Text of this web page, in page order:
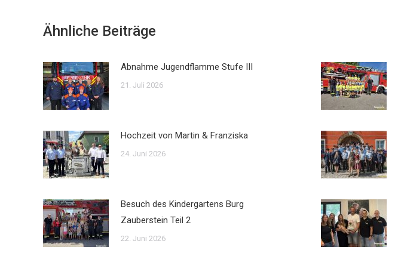
Ähnliche Beiträge
Abnahme Jugendflamme Stufe III
21. Juli 2026
Hochzeit von Martin & Franziska
24. Juni 2026
Besuch des Kindergartens Burg
Zauberstein Teil 2
22. Juni 2026